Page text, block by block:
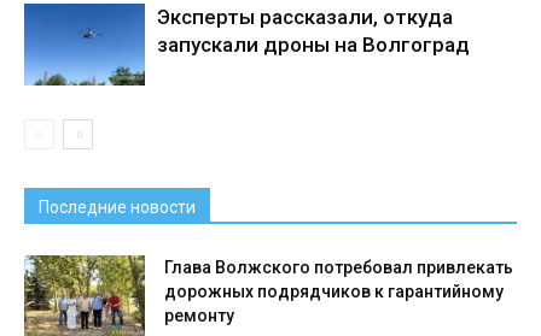
Эксперты рассказали, откуда
запускали дроны на Волгоград
Последние новости
Глава Волжского потребовал привлекать
дорожных подрядчиков к гарантийному
ремонту